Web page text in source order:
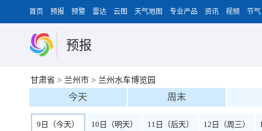
首页 预报 预警 雷达 云图 天气地图 专业产品 资讯 视频 节气
预报
甘肃省 > 兰州市 > 兰州水车博览园
今天 周末
9日（今天） 10日（明天） 11日（后天） 12日（周三）